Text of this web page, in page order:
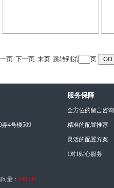
页 下一页 末页 跳转到第 页
4号楼509
服务保障
全方位的留言咨询
精准的配置推荐
灵活的配置方案
1对1贴心服务
量： 500538